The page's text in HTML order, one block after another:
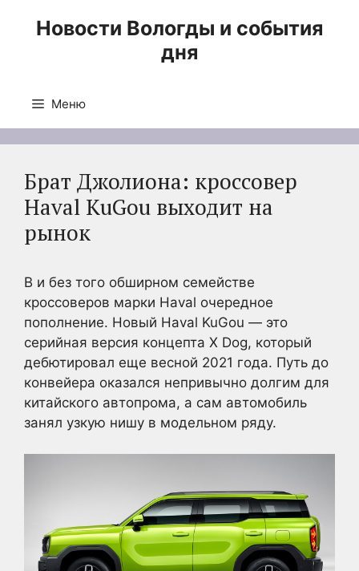
Новости Вологды и события
дня
Меню
Брат Джолиона: кроссовер
Haval KuGou выходит на
рынок
В и без того обширном семействе
кроссоверов марки Haval очередное
пополнение. Новый Haval KuGou — это
серийная версия концепта X Dog, который
дебютировал еще весной 2021 года. Путь до
конвейера оказался непривычно долгим для
китайского автопрома, а сам автомобиль
занял узкую нишу в модельном ряду.